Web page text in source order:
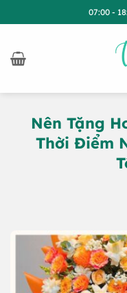
qua
dung
07:00 -
Nên Tặng
Thời Điểm